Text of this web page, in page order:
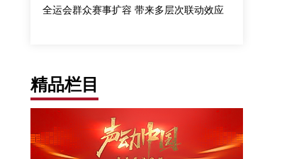
全运会群众赛事扩容 带来多层次联动效应
精品栏目